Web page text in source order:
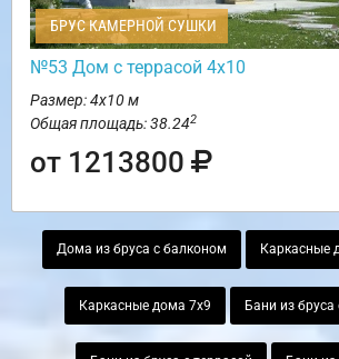
БРУС КАМЕРНОЙ СУШКИ
№53 Дом с террасой 4х10
Размер: 4х10 м
Общая площадь: 38.242
от 1213800
Дома из бруса с балконом Каркасные
Каркасные дома 7х9 Бани из